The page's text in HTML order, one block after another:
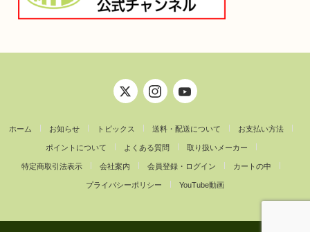
ホーム お知らせ トピックス 送料・配送について お支払い方法
ポイントについて よくある質問 取り扱いメーカー
特定商取引法表示 会社案内 会員登録・ログイン カートの中
プライバシーポリシー YouTube動画